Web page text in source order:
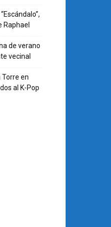
Raphael
de verano
vecinal
Torre en
al K-Pop